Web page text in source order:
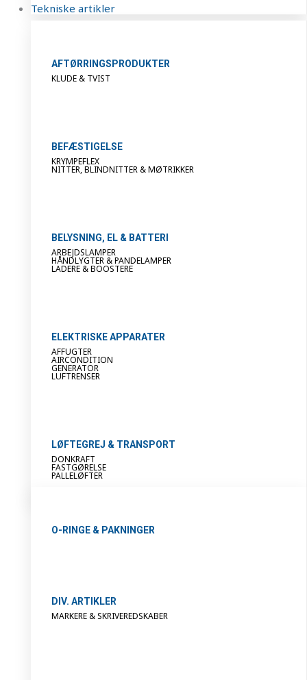
Tekniske artikler
AFTØRRINGSPRODUKTER
KLUDE & TVIST
BEFÆSTIGELSE
KRYMPEFLEX
NITTER, BLINDNITTER & MØTRIKKER
BELYSNING, EL & BATTERI
ARBEJDSLAMPER
HÅNDLYGTER & PANDELAMPER
LADERE & BOOSTERE
ELEKTRISKE APPARATER
AFFUGTER
AIRCONDITION
GENERATOR
LUFTRENSER
LØFTEGREJ & TRANSPORT
DONKRAFT
FASTGØRELSE
PALLELØFTER
O-RINGE & PAKNINGER
DIV. ARTIKLER
MARKERE & SKRIVEREDSKABER